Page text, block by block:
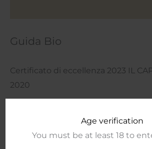
Age verification
You must be at least 18 to
Guida Bio
Certificato di eccellenza 2023 IL
2020